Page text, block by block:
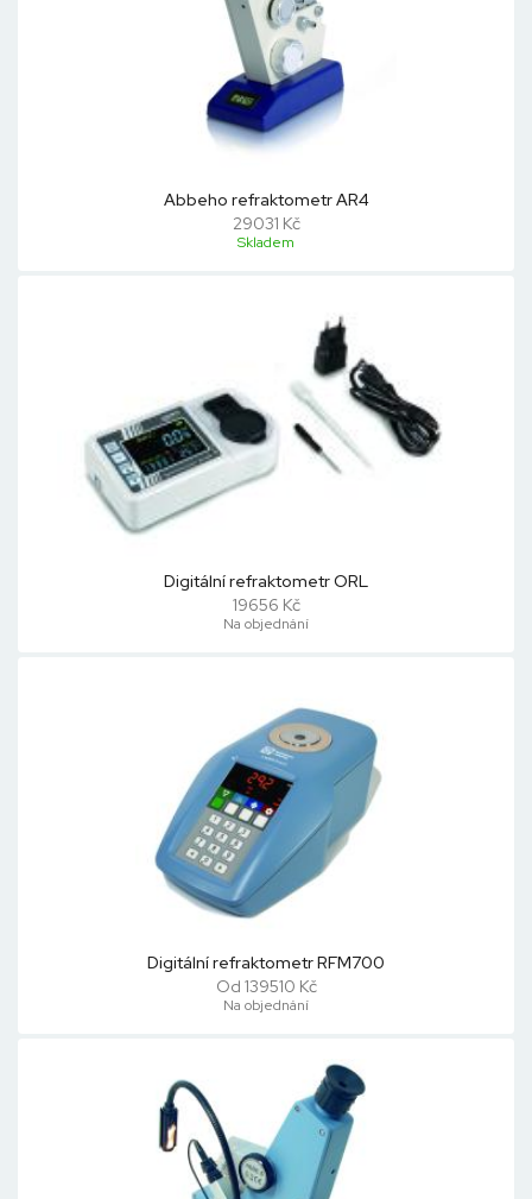
Abbeho refraktometr AR4
29031 Kč
Skladem
Digitální refraktometr ORL
19656 Kč
Na objednání
Digitální refraktometr RFM700
Od 139510 Kč
Na objednání